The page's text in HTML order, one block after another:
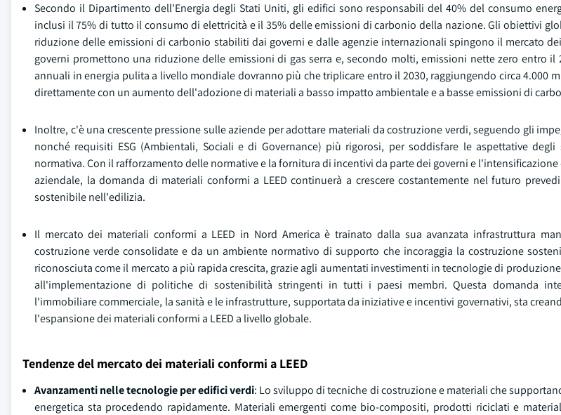
Secondo il Dipartimento dell'Energia degli Stati Uniti, gli edifici sono responsabili del 40% del consumo
inclusi il 75% di tutto il consumo di elettricità e il 35% delle emissioni di carbonio della nazione. Gli obiettivi
riduzione delle emissioni di carbonio stabiliti dai governi e dalle agenzie internazionali spingono il mercato
governi promettono una riduzione delle emissioni di gas serra e, secondo molti, emissioni nette zero entro il
annuali in energia pulita a livello mondiale dovranno più che triplicare entro il 2030, raggiungendo circa 4.000
direttamente con un aumento dell'adozione di materiali a basso impatto ambientale e a basse emissioni di
Inoltre, c'è una crescente pressione sulle aziende per adottare materiali da costruzione verdi, seguendo gli
nonché requisiti ESG (Ambientali, Sociali e di Governance) più rigorosi, per soddisfare le aspettative
normativa. Con il rafforzamento delle normative e la fornitura di incentivi da parte dei governi e
aziendale, la domanda di materiali conformi a LEED continuerà a crescere costantemente nel futuro
sostenibile nell'edilizia.
Il mercato dei materiali conformi a LEED in Nord America è trainato dalla sua avanzata infrastruttura
costruzione verde consolidate e da un ambiente normativo di supporto che incoraggia la costruzione
riconosciuta come il mercato a più rapida crescita, grazie agli aumentati investimenti in tecnologie di
all'implementazione di politiche di sostenibilità stringenti in tutti i paesi membri. Questa domanda
l'immobiliare commerciale, la sanità e le infrastrutture, supportata da iniziative e incentivi governativi, sta
l'espansione dei materiali conformi a LEED a livello globale.
Tendenze del mercato dei materiali conformi a LEED
Avanzamenti nelle tecnologie per edifici verdi: Lo sviluppo di tecniche di costruzione e materiali che
energetica sta procedendo rapidamente. Materiali emergenti come bio-compositi, prodotti riciclati e